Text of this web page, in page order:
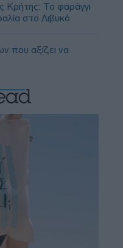
Κρήτης: Το φαράγγι
στο Λιβυκό
που αξίζει να